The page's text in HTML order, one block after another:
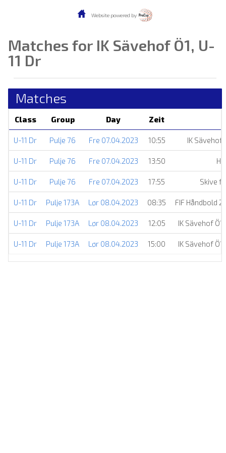
Website powered by
Matches for IK Sävehof Ö1, U-
11 Dr
Matches
Class Group Day Zeit
U-11 Dr Pulje 76 Fre 07.04.2023 10:55 IK Sävehof
U-11 Dr Pulje 76 Fre 07.04.2023 13:50
U-11 Dr Pulje 76 Fre 07.04.2023 17:55 Skive
U-11 Dr Pulje 173A Lør 08.04.2023 08:35 FIF Håndbold 2
U-11 Dr Pulje 173A Lør 08.04.2023 12:05 IK Sävehof Ö1
U-11 Dr Pulje 173A Lør 08.04.2023 15:00 IK Sävehof Ö1